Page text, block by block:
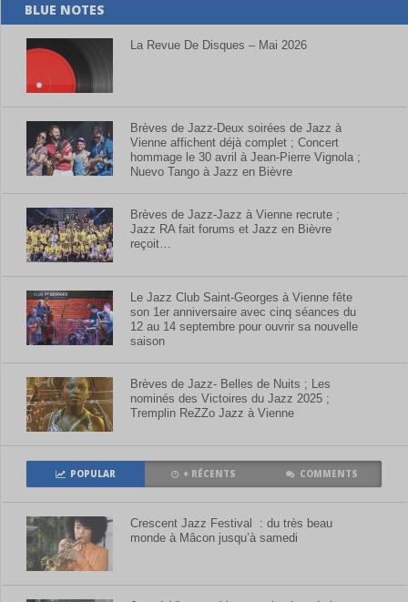
BLUE NOTES
La Revue De Disques – Mai 2026
Brèves de Jazz-Deux soirées de Jazz à
Vienne affichent déjà complet ; Concert
hommage le 30 avril à Jean-Pierre Vignola ;
Nuevo Tango à Jazz en Bièvre
Brèves de Jazz-Jazz à Vienne recrute ;
Jazz RA fait forums et Jazz en Bièvre
reçoit…
Le Jazz Club Saint-Georges à Vienne fête
son 1er anniversaire avec cinq séances du
12 au 14 septembre pour ouvrir sa nouvelle
saison
Brèves de Jazz- Belles de Nuits ; Les
nominés des Victoires du Jazz 2025 ;
Tremplin ReZZo Jazz à Vienne
POPULAR + RÉCENTS COMMENTS
Crescent Jazz Festival : du très beau
monde à Mâcon jusqu’à samedi